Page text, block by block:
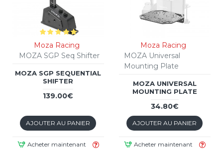
Moza Racing
MOZA SGP Seq Shifter
MOZA SGP SEQUENTIAL
SHIFTER
139.00€
AJOUTER AU PANIER
Acheter maintenant
Moza Racing
MOZA Universal
Mounting Plate
MOZA UNIVERSAL
MOUNTING PLATE
34.80€
AJOUTER AU PANIER
Acheter maintenant